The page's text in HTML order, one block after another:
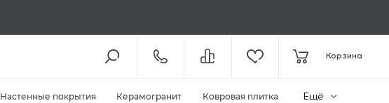
8 (800) 301-61-43
КОЛЛ-ЦЕНТР / С 11:00
Корзина
Настенные покрытия Керамогранит Ковровая плитка Ещё